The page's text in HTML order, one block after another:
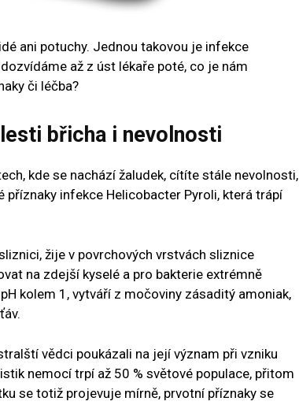
ani potuchy. Jednou takovou je infekce
až z úst lékaře poté, co je nám
či léčba?
břicha i nevolnosti
kde se nachází žaludek, cítíte stále nevolnosti,
infekce Helicobacter Pyroli, která trápí
žije v povrchových vrstvách sliznice
na zdejší kyselé a pro bakterie extrémně
kolem 1, vytváří z močoviny zásaditý amoniak,
vědci poukázali na její význam při vzniku
nemocí trpí až 50 % světové populace, přitom
se totiž projevuje mírně, prvotní příznaky se